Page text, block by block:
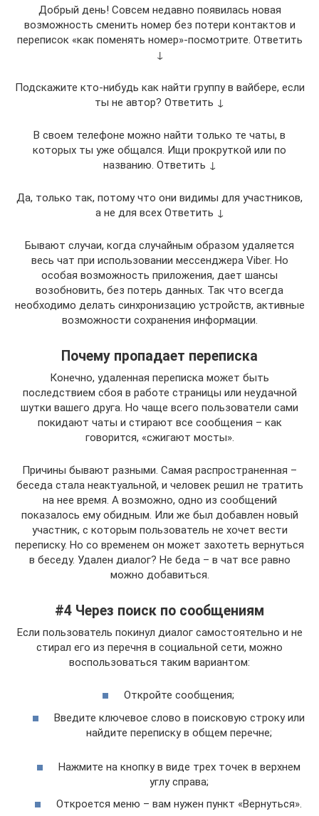
Добрый день! Совсем недавно появилась новая
возможность сменить номер без потери контактов и
переписок «как поменять номер»-посмотрите. Ответить
↓
Подскажите кто-нибудь как найти группу в вайбере, если
ты не автор? Ответить ↓
В своем телефоне можно найти только те чаты, в
которых ты уже общался. Ищи прокруткой или по
названию. Ответить ↓
Да, только так, потому что они видимы для участников,
а не для всех Ответить ↓
Бывают случаи, когда случайным образом удаляется
весь чат при использовании мессенджера Viber. Но
особая возможность приложения, дает шансы
возобновить, без потерь данных. Так что всегда
необходимо делать синхронизацию устройств, активные
возможности сохранения информации.
Почему пропадает переписка
Конечно, удаленная переписка может быть
последствием сбоя в работе страницы или неудачной
шутки вашего друга. Но чаще всего пользователи сами
покидают чаты и стирают все сообщения – как
говорится, «сжигают мосты».
Причины бывают разными. Самая распространенная –
беседа стала неактуальной, и человек решил не тратить
на нее время. А возможно, одно из сообщений
показалось ему обидным. Или же был добавлен новый
участник, с которым пользователь не хочет вести
переписку. Но со временем он может захотеть вернуться
в беседу. Удален диалог? Не беда – в чат все равно
можно добавиться.
#4 Через поиск по сообщениям
Если пользователь покинул диалог самостоятельно и не
стирал его из перечня в социальной сети, можно
воспользоваться таким вариантом:
Откройте сообщения;
Введите ключевое слово в поисковую строку или
найдите переписку в общем перечне;
Нажмите на кнопку в виде трех точек в верхнем
углу справа;
Откроется меню – вам нужен пункт «Вернуться».